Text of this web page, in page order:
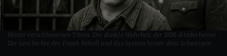
Hinter verschlossenen Türen: Die dunkle Wahrheit der DDR-Kinderheime -
Die Geschichte des Frank Rebell und das System hinter dem Schweigen